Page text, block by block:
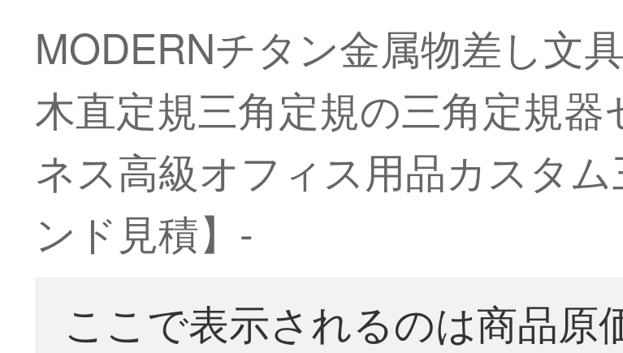
MODERNチタン金属物差し文
木直定規三角定規の三角定規
ネス高級オフィス用品カスタ
ンド見積】-
ここで表示されるのは商品原